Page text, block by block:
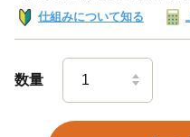
仕組みについて知る
数量